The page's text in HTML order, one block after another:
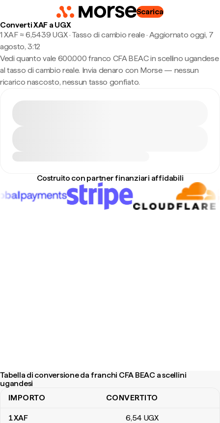
Scarica
Converti XAF a UGX
1 XAF ≈ 6,5439 UGX · Tasso di cambio reale· Aggiornato oggi, 7
agosto, 3:12
Vedi quanto vale 600.000 franco CFA BEAC in scellino ugandese
al tasso di cambio reale. Invia denaro con Morse — nessun
ricarico nascosto, nessun tasso gonfiato.
Costruito con partner finanziari affidabili
Tabella di conversione da franchi CFA BEAC a scellini
ugandesi
Tabella di conversione da franchi CFA BEAC a scellini ugandesi
IMPORTO CONVERTITO
1XAF 6,54 UGX